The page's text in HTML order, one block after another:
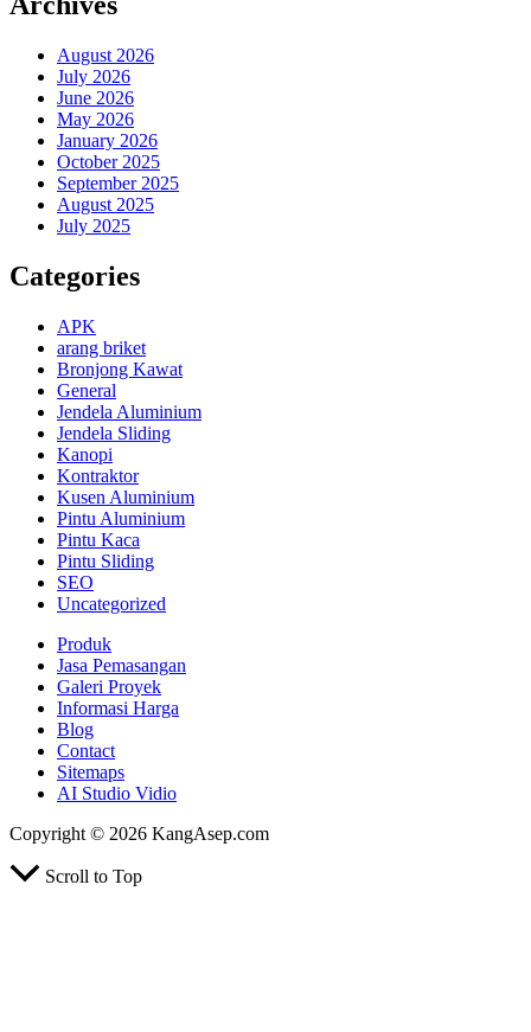
August 2026
July 2026
June 2026
May 2026
January 2026
October 2025
September 2025
August 2025
July 2025
Categories
APK
arang briket
Bronjong Kawat
General
Jendela Aluminium
Jendela Sliding
Kanopi
Kontraktor
Kusen Aluminium
Pintu Aluminium
Pintu Kaca
Pintu Sliding
SEO
Uncategorized
Produk
Jasa Pemasangan
Galeri Proyek
Informasi Harga
Blog
Contact
Sitemaps
AI Studio Vidio
Copyright © 2026 KangAsep.com
Scroll to Top